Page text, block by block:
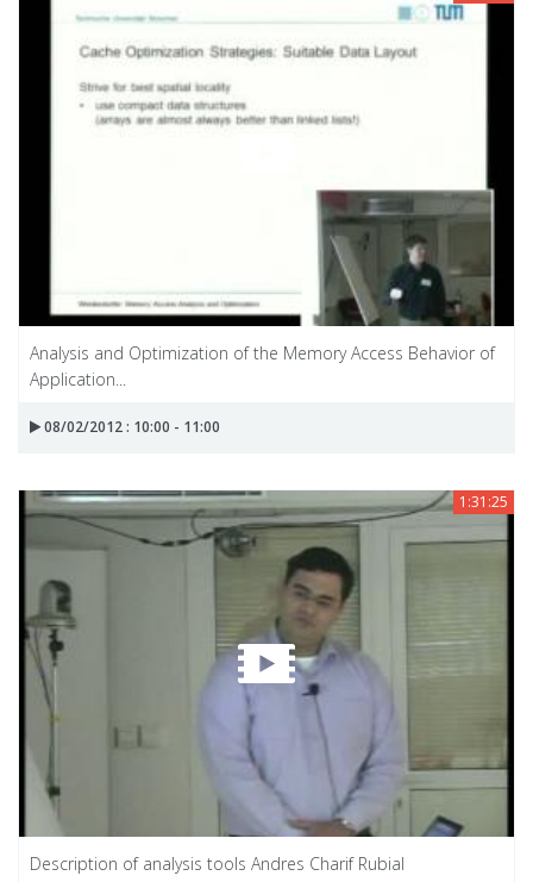
Analysis and Optimization of the Memory Access Behavior of
Application...
08/02/2012 : 10:00 - 11:00
1:31:25
Description of analysis tools Andres Charif Rubial